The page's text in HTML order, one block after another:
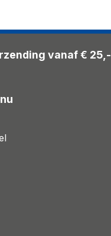
vanaf € 25,-